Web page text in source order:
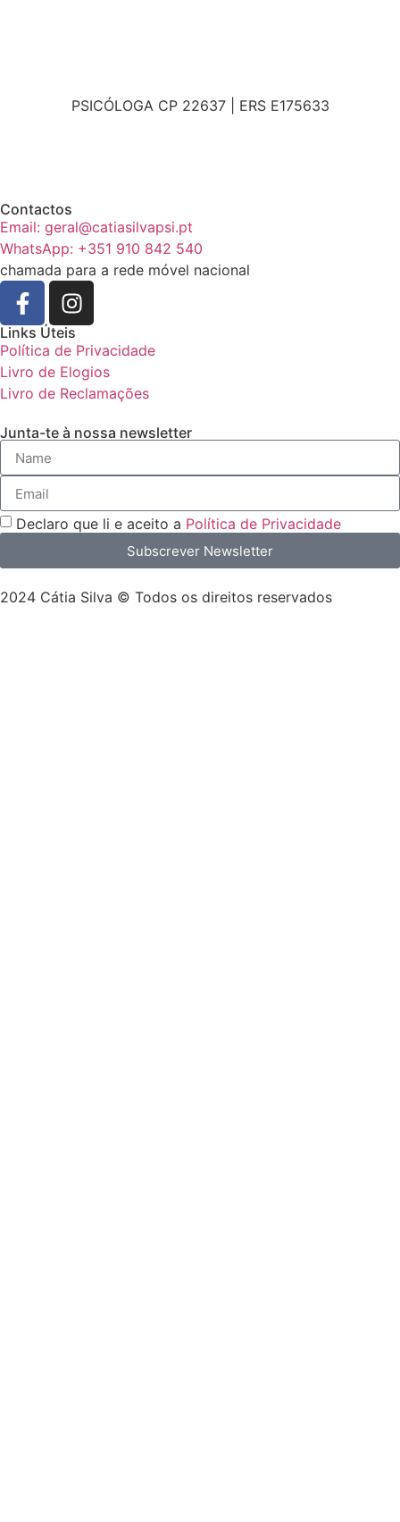
PSICÓLOGA CP 22637 | ERS E175633
Contactos
Email: geral@catiasilvapsi.pt
WhatsApp: +351 910 842 540
chamada para a rede móvel nacional
Links Úteis
Política de Privacidade
Livro de Elogios
Livro de Reclamações
Junta-te à nossa newsletter
Declaro que li e aceito a Política de Privacidade
Subscrever Newsletter
2024 Cátia Silva © Todos os direitos reservados